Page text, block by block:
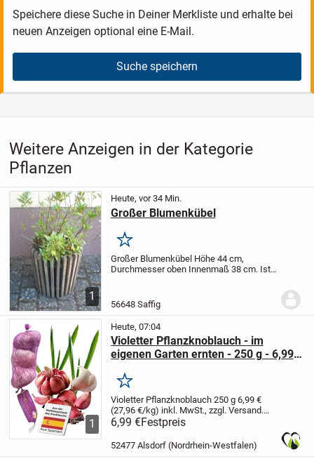
Speichere diese Suche in Deiner Merkliste und erhalte bei
neuen Anzeigen optional eine E-Mail.
Suche speichern
Weitere Anzeigen in der Kategorie
Pflanzen
1
Heute, vor 34 Min.
Großer Blumenkübel
Merken
Großer Blumenkübel Höhe 44 cm,
Durchmesser oben Innenmaß 38 cm. Ist
EU.
56648 Saffig
1
Heute, 07:04
Violetter Pflanzknoblauch - im
eigenen Garten ernten - 250 g - 6,99
Versand
Merken
Violetter Pflanzknoblauch 250 g6,99 €
(27,96 €/kg) inkl. MwSt., zzgl. Versand.
black-gonzalez.de+++Violetter
Pflanzknoblauch - im eigenen Garten
ernten+++ + Violetter
Pflanzknoblauch: Sorte:...
6,99 €Festpreis
52477 Alsdorf (Nordrhein-Westfalen)